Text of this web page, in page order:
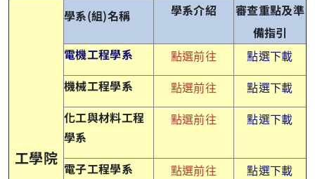
工學院
學系(組)名稱 學系介紹
審查重點及準
備指引
電機工程學系
點選前往
點選下載
機械工程學系
點選前往
點選下載
化工與材料工程
學系
點選前往 點選下載
電子工程學系 點選前往
點選下載